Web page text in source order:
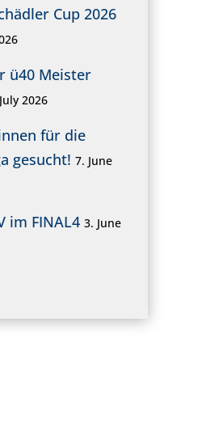
Cup 2026
ü40 Meister
2026
für die
gesucht! 7. June
im FINAL4 3. June